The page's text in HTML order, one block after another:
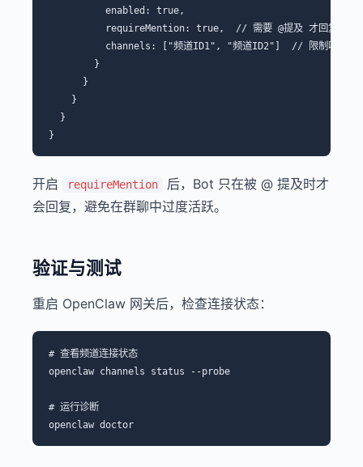
          enabled: true,
          requireMention: true,  // 需要 @提及 才回复
channels: ["频道ID1", "频道ID2"]  // 限制响应的
        }
      }
    }
  }
开启 requireMention
后，Bot 只在被 @ 提及时才
会回复，避免在群聊中过度活跃。
验证与测试
重启 OpenClaw 网关后，检查连接状态：
# 查看频道连接状态
openclaw channels status --probe
# 运行诊断